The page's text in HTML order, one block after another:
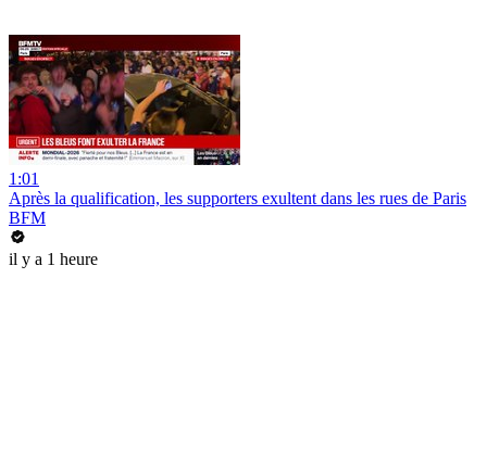
1:01
Après la qualification, les supporters exultent dans les rues de Paris
BFM
il y a 1 heure